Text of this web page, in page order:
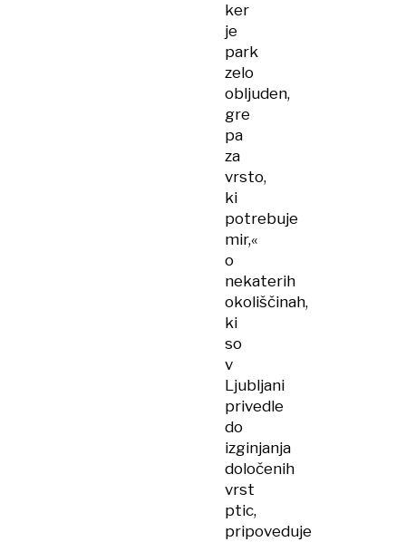
ker
je
park
zelo
obljuden,
gre
pa
za
vrsto,
ki
potrebuje
mir,«
o
nekaterih
okoliščinah,
ki
so
v
Ljubljani
privedle
do
izginjanja
določenih
vrst
ptic,
pripoveduje